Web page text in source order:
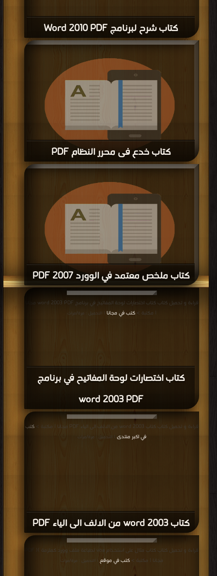
كتاب شرح لبرنامج Word 2010 PDF
كتاب خدع فى محرر النظام PDF
قراءة و تحميل كتاب كتاب خدع فى محرر النظام PDF مجانا | مكتبة >
كتب في اكبر
منتدى| التحميل : مرة/مرات
كتاب ملخص معتمد في الوورد 2007 PDF
قراءة و تحميل كتاب كتاب ملخص معتمد في الوورد 2007 PDF مجانا | مكتبة >
كتب
في موقع| التحميل : مرة/مرات
كتاب اختصارات لوحة المفاتيح في برنامج
word 2003 PDF
قراءة و تحميل كتاب كتاب اختصارات لوحة المفاتيح في برنامج word 2003 PDF مجانا
| مكتبة >كتب في مجانا | التحميل : مرة/مرات
كتاب word 2003 من الالف الى الياء PDF
قراءة و تحميل كتاب كتاب word 2003 من الالف الى الياء PDF مجانا | مكتبة >
كتب
في اكبر منتدى
| التحميل : مرة/مرات
مجانا | مكتبة >كتب في موقع | التحميل : مرة/مرات